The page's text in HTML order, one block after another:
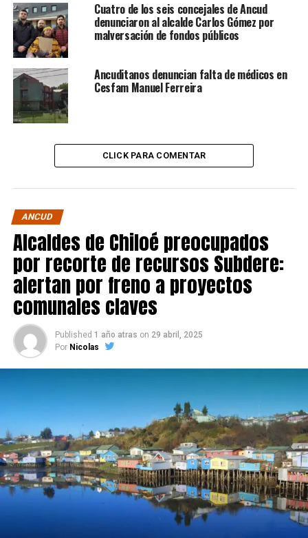
Cuatro de los seis concejales de Ancud
denunciaron al alcalde Carlos Gómez por
malversación de fondos públicos
Ancuditanos denuncian falta de médicos en
Cesfam Manuel Ferreira
CLICK PARA COMENTAR
ANCUD
Alcaldes de Chiloé preocupados
por recorte de recursos Subdere:
alertan por freno a proyectos
comunales claves
Published 1 año atras on 29 abril, 2025
Por Nicolas